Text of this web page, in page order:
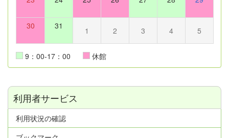
30 31 1 2 3 4 5
9：00-17：00 休館
利用者サービス
利用状況の確認